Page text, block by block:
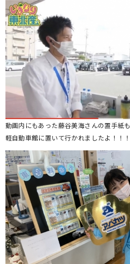
動画内にもあった藤谷美海さんの置手紙も
軽自動車館に置いて行かれましたよ！！！